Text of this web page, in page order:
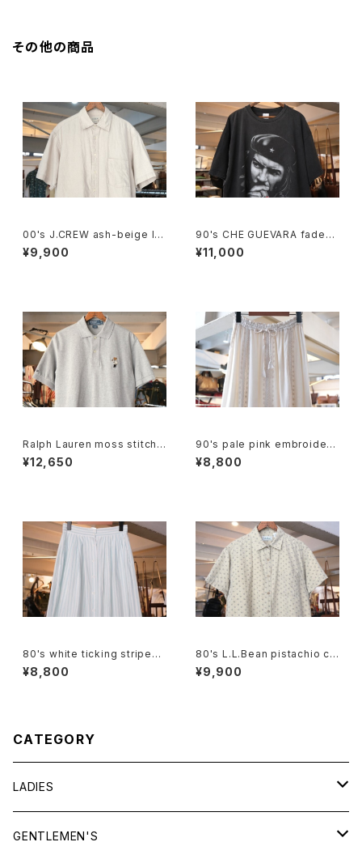
その他の商品
00's J.CREW ash-beige lin
en Shirt
¥9,900
90's CHE GUEVARA fade-b
lack cotton photo print Te
e
¥11,000
Ralph Lauren moss stitch
polo Shirt "POLO BEAR"
¥12,650
90's pale pink embroidere
d rayon easy Skirt
¥8,800
80's white ticking striped
cotton flared Skirt
¥8,800
80's L.L.Bean pistachio cal
ico cotton box Shirt
¥9,900
CATEGORY
LADIES
TOPS
GENTLEMEN'S